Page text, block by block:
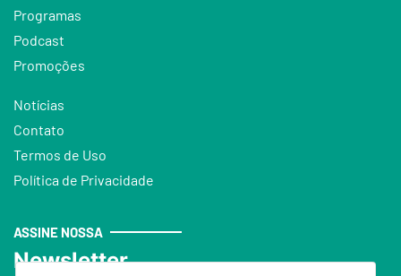
Programas
Podcast
Promoções
Notícias
Contato
Termos de Uso
Política de Privacidade
ASSINE NOSSA
Newsletter